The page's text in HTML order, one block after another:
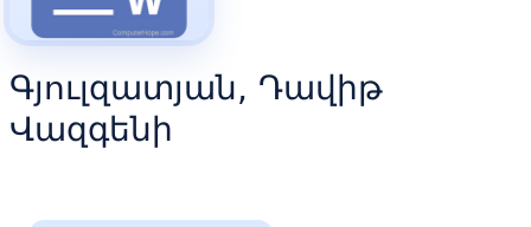
Գյուլզատյան, Դավիթ
Վազգենի